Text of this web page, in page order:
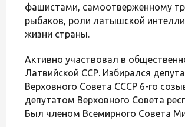
фашистами, самоотверженному
рыбаков, роли латышской
жизни страны.
Активно участвовал в
Латвийской ССР. Избирался
Верховного Совета СССР 6-го
депутатом Верховного Совета
Был членом Всемирного Совета